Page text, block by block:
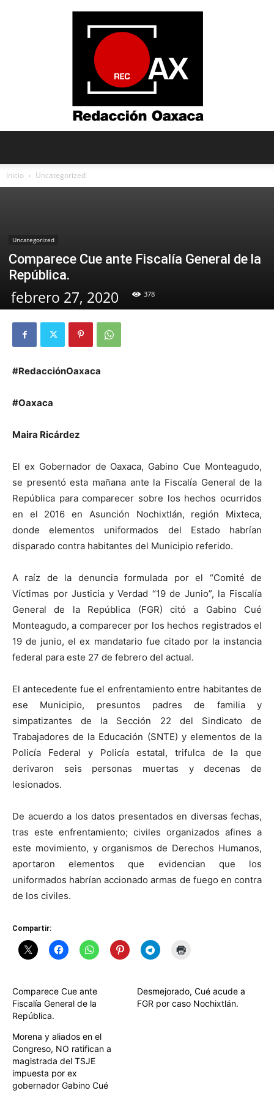
Inicio Uncategorized
Uncategorized
Comparece Cue ante Fiscalía General de la
República.
febrero 27, 2020 378
#RedacciónOaxaca
#Oaxaca
Maira Ricárdez
El ex Gobernador de Oaxaca, Gabino Cue Monteagudo,
se presentó esta mañana ante la Fiscalía General de la
República para comparecer sobre los hechos ocurridos
en el 2016 en Asunción Nochixtlán, región Mixteca,
donde elementos uniformados del Estado habrían
disparado contra habitantes del Municipio referido.
A raíz de la denuncia formulada por el “Comité de
Víctimas por Justicia y Verdad “19 de Junio”, la Fiscalía
General de la República (FGR) citó a Gabino Cué
Monteagudo, a comparecer por los hechos registrados el
19 de junio, el ex mandatario fue citado por la instancia
federal para este 27 de febrero del actual.
El antecedente fue el enfrentamiento entre habitantes de
ese Municipio, presuntos padres de familia y
simpatizantes de la Sección 22 del Sindicato de
Trabajadores de la Educación (SNTE) y elementos de la
Policía Federal y Policía estatal, trifulca de la que
derivaron seis personas muertas y decenas de
lesionados.
De acuerdo a los datos presentados en diversas fechas,
tras este enfrentamiento; civiles organizados afines a
este movimiento, y organismos de Derechos Humanos,
aportaron elementos que evidencian que los
uniformados habrían accionado armas de fuego en contra
de los civiles.
Compartir:
Comparece Cue ante
Fiscalía General de la
República.
Desmejorado, Cué acude a
FGR por caso Nochixtlán.
Morena y aliados en el
Congreso, NO ratifican a
magistrada del TSJE
impuesta por ex
gobernador Gabino Cué